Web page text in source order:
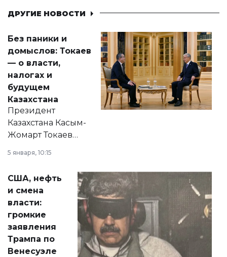
ДРУГИЕ НОВОСТИ
Без паники и
домыслов: Токаев
— о власти,
налогах и
будущем
Казахстана
Президент
Казахстана Касым-
Жомарт Токаев
сразу несколько
актуальных тем —
от слухов о
политических
реформах до
вопросов армии,
экономики и
личного здоровья.
5 января, 10:15
США, нефть
и смена
власти:
громкие
заявления
Трампа по
Венесуэле